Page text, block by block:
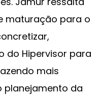
maturação para o
do Hipervisor para
mais
planejamento da